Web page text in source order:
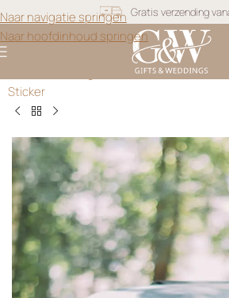
Naar navigatie springen
Naar hoofdinhoud springen
Snel geleverd
Gratis personalisatie
Auto Stickers Bruiloft
Sticker